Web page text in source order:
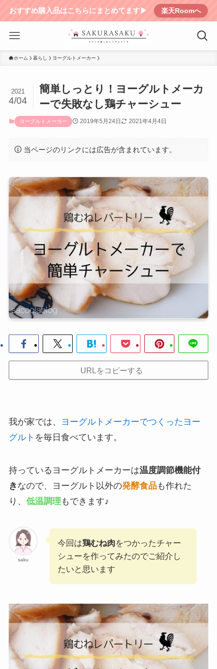
おすすめ購入品はこちらにまとめてます▶︎ 楽天Roomへ
ホーム 暮らし ヨーグルトメーカー
簡単しっとり！ヨーグルトメーカ
ーで失敗なし鶏チャーシュー
2021
4/04
ヨーグルトメーカー 2019年5月24日 2021年4月4日
当ページのリンクには広告が含まれています。
URLをコピーする
我が家では、
ヨーグルトメーカーでつくったヨー
グルト を毎日食べています。
持っているヨーグルトメーカーは温度調節機能付
き なので、ヨーグルト以外の発酵食品も作れた
り、 低温調理 もできます♪
saku
今回は鶏むね肉をつかったチャー
シューを作ってみたのでご紹介し
たいと思います